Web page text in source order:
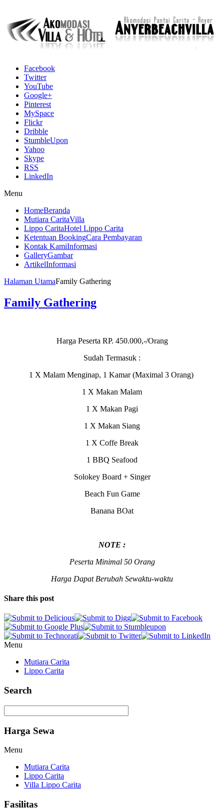
Facebook
Twitter
YouTube
Google+
Pinterest
MySpace
Flickr
Dribble
StumbleUpon
Yahoo
Skype
RSS
LinkedIn
Menu
HomeBeranda
Mutiara CaritaVilla
Lippo CaritaHotel Lippo Carita
Ketentuan BookingCara Pembayaran
Kontak KamiInformasi
GalleryGambar
ArtikelInformasi
Halaman UtamaFamily Gathering
Family Gathering
Harga Peserta RP. 450.000,-/Orang
Sudah Termasuk :
1 X Malam Menginap, 1 Kamar (Maximal 3 Orang)
1 X Makan Malam
1 X Makan Pagi
1 X Makan Siang
1 X Coffe Break
1 BBQ Seafood
Solokey Board + Singer
Beach Fun Game
Banana BOat
NOTE :
Peserta Minimal 50 Orang
Harga Dapat Berubah Sewaktu-waktu
Share this post
Menu
Mutiara Carita
Lippo Carita
Search
Harga Sewa
Menu
Mutiara Carita
Lippo Carita
Villa Lippo Carita
Fasilitas